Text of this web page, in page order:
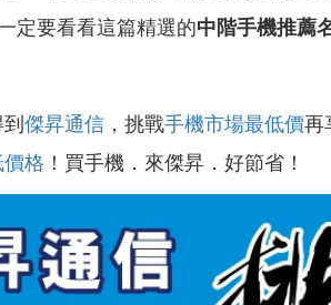
定要看看這篇精選的中階手機推薦
傑昇通信 ，挑戰手機市場最低價再
格 ！買手機．來傑昇．好節省！